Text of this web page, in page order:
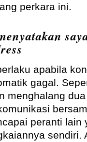
perkara ini.
apabila
gagal.
menghalang
peranti lain
sendiri.